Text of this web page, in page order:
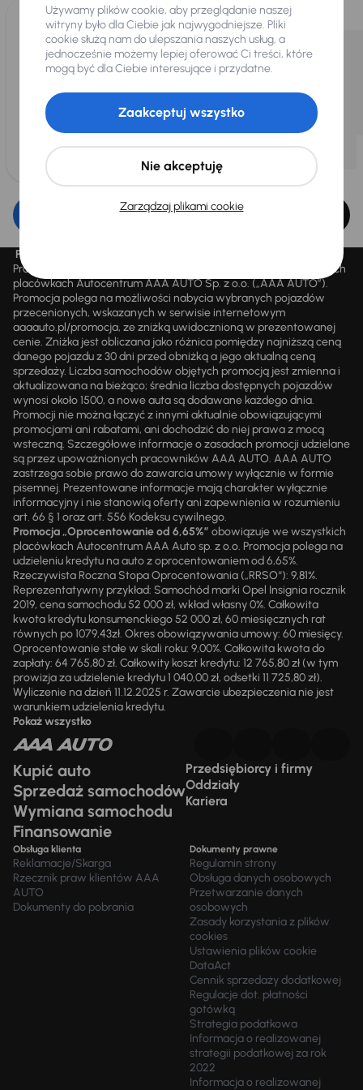
Edytuj filtr
Promocja „Letnie przeceny aż 1500 aut”
Promocja „Letnie przeceny aż 1500 aut” obowiązuje we wszystkich
placówkach Autocentrum AAA AUTO Sp. z o.o. („AAA AUTO”).
Promocja polega na możliwości nabycia wybranych pojazdów
przecenionych, wskazanych w serwisie internetowym
aaaauto.pl/promocja, ze zniżką uwidocznioną w prezentowanej
cenie. Zniżka jest obliczana jako różnica pomiędzy najniższą ceną
danego pojazdu z 30 dni przed obniżką a jego aktualną ceną
sprzedaży. Liczba samochodów objętych promocją jest zmienna i
aktualizowana na bieżąco; średnia liczba dostępnych pojazdów
wynosi około 1500, a nowe auta są dodawane każdego dnia.
Promocji nie można łączyć z innymi aktualnie obowiązującymi
promocjami ani rabatami, ani dochodzić do niej prawa z mocą
wsteczną. Szczegółowe informacje o zasadach promocji udzielane
są przez upoważnionych pracowników AAA AUTO. AAA AUTO
zastrzega sobie prawo do zawarcia umowy wyłącznie w formie
pisemnej. Prezentowane informacje mają charakter wyłącznie
informacyjny i nie stanowią oferty ani zapewnienia w rozumieniu
art. 66 § 1 oraz art. 556 Kodeksu cywilnego.
Promocja „Oprocentowanie od 6,65%” obowiązuje we wszystkich
placówkach Autocentrum AAA Auto sp. z o.o. Promocja polega na
udzieleniu kredytu na auto z oprocentowaniem od 6,65%.
Rzeczywista Roczna Stopa Oprocentowania („RRSO“): 9,81%.
Reprezentatywny przykład: Samochód marki Opel Insignia rocznik
2019, cena samochodu 52 000 zł, wkład własny 0%. Całkowita
kwota kredytu konsumenckiego 52 000 zł, 60 miesięcznych rat
równych po 1079,43zł. Okres obowiązywania umowy: 60 miesięcy.
Oprocentowanie stałe w skali roku: 9,00%. Całkowita kwota do
zapłaty: 64 765,80 zł. Całkowity koszt kredytu: 12 765,80 zł (w tym
prowizja za udzielenie kredytu 1 040,00 zł, odsetki 11 725,80 zł).
Wyliczenie na dzień 11.12.2025 r. Zawarcie ubezpieczenia nie jest
warunkiem udzielenia kredytu.
Pokaż wszystko
Kupić auto
Sprzedaż samochodów
Wymiana samochodu
Finansowanie
Przedsiębiorcy i firmy
Oddziały
Kariera
Obsługa klienta
Reklamacje/Skarga
Rzecznik praw klientów AAA
AUTO
Dokumenty do pobrania
Dokumenty prawne
Regulamin strony
Obsługa danych osobowych
Przetwarzanie danych
osobowych
Zasady korzystania z plików
cookies
Ustawienia plików cookie
DataAct
Cennik sprzedaży dodatkowej
Regulacje dot. płatności
gotówką
Strategia podatkowa
Informacja o realizowanej
strategii podatkowej za rok
2022
Informacja o realizowanej
Używamy plików cookie, aby przeglądanie naszej
witryny było dla Ciebie jak najwygodniejsze. Pliki
cookie służą nam do ulepszania naszych usług, a
jednocześnie możemy lepiej oferować Ci treści, które
mogą być dla Ciebie interesujące i przydatne.
Zarządzaj plikami cookie
Nie akceptuję
Zaakceptuj wszystko